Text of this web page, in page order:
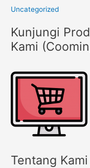
Uncategorized
Kunjungi
Kami
Tentang Kami